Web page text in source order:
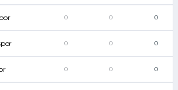
0 0 0
0 0 0
0 0 0